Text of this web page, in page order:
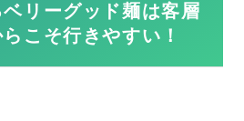
リーグッド麺は客層
こそ行きやすい！